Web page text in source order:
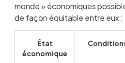
monde » économiques
de façon équitable entre eux :
État
économique